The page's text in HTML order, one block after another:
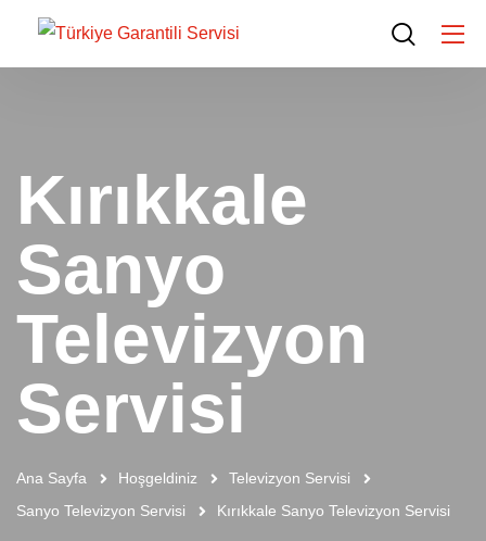
Kırıkkale
Sanyo
Televizyon
Servisi
Ana Sayfa Hoşgeldiniz
Televizyon Servisi
Sanyo Televizyon Servisi
Kırıkkale Sanyo Televizyon Servisi